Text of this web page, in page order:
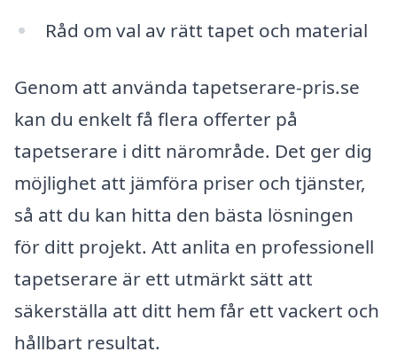
Råd om val av rätt tapet och material
Genom att använda tapetserare-pris.se
kan du enkelt få flera offerter på
tapetserare i ditt närområde. Det ger dig
möjlighet att jämföra priser och tjänster,
så att du kan hitta den bästa lösningen
för ditt projekt. Att anlita en professionell
tapetserare är ett utmärkt sätt att
säkerställa att ditt hem får ett vackert och
hållbart resultat.